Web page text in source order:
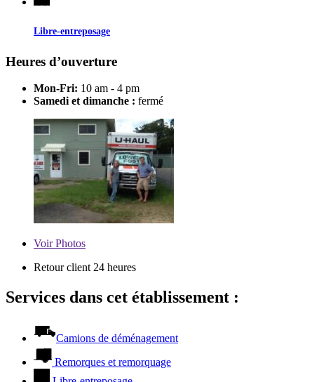
Libre-entreposage
Heures d’ouverture
Mon-Fri: 10 am - 4 pm
Samedi et dimanche : fermé
VoirPhotos
Retour client 24 heures
Services dans cet établissement :
Camions de déménagement
Remorques et remorquage